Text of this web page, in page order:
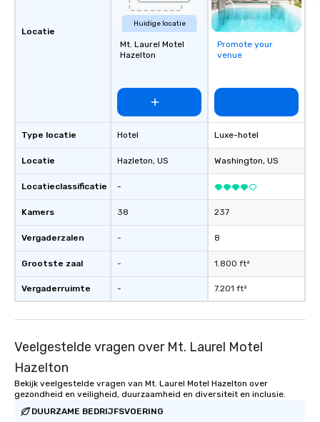
Locatie
Type locatie
Locatie
Locatieclassificatie
Kamers
Vergaderzalen
Grootste zaal
Vergaderruimte
Huidige locatie
Mt. Laurel Motel
Hazelton
Hotel
Hazleton, US
-
38
-
-
-
Promote your
venue
Luxe-hotel
Washington, US
237
8
1.800 ft²
7.201 ft²
Veelgestelde vragen over Mt. Laurel Motel
Hazelton
Bekijk veelgestelde vragen van Mt. Laurel Motel Hazelton over
gezondheid en veiligheid, duurzaamheid en diversiteit en inclusie.
DUURZAME BEDRIJFSVOERING